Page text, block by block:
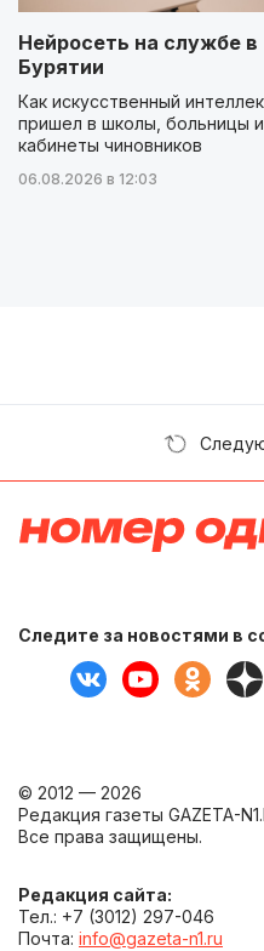
Нейросеть на службе в
Бурятии
Как искусственный
пришел в школы, больницы и
кабинеты чиновников
06.08.2026 в 12:03
Следите за новостями в
© 2012 — 2026
Редакция газеты GAZETA-
Все права защищены.
Редакция сайта:
Тел.: +7 (3012) 297-046
Почта: info@gazeta-n1.ru